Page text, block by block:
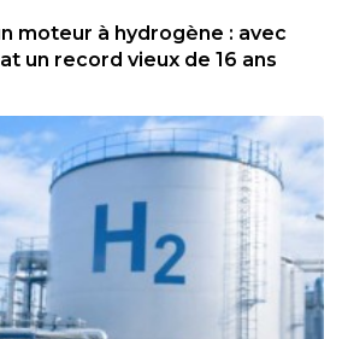
moteur à hydrogène : avec
un record vieux de 16 ans